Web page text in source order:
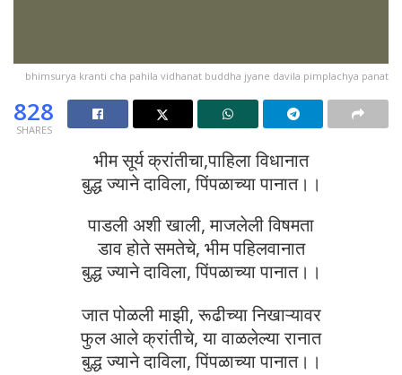
bhimsurya kranti cha pahila vidhanat buddha jyane davila pimplachya panat
828
SHARES
भीम सूर्य क्रांतीचा,पाहिला विधानात
बुद्ध ज्याने दाविला, पिंपळाच्या पानात।।
पाडली अशी खाली, माजलेली विषमता
डाव होते समतेचे, भीम पहिलवानात
बुद्ध ज्याने दाविला, पिंपळाच्या पानात।।
जात पोळली माझी, रूढीच्या निखाऱ्यावर
फुल आले क्रांतीचे, या वाळलेल्या रानात
बुद्ध ज्याने दाविला, पिंपळाच्या पानात।।